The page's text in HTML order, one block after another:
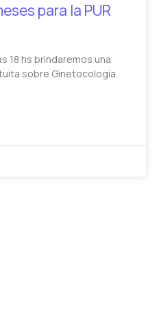
para la PUR
18 hs brindaremos una
sobre Ginetocología.